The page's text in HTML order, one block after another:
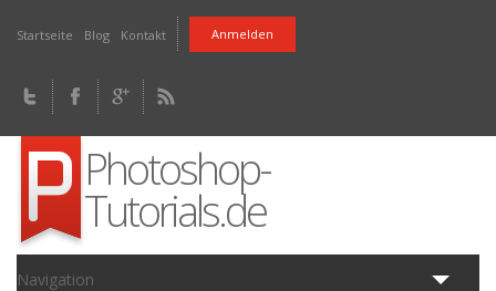
Startseite Blog Kontakt Anmelden
Photoshop-
Tutorials.de
Navigation